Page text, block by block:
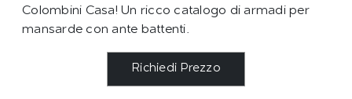
Colombini Casa! Un ricco catalogo di armadi per
mansarde con ante battenti.
Richiedi Prezzo